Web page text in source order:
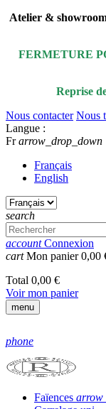
Atelier &
FERMETURE
Reprise
Nous contacter Nous
Langue :
Fr arrow_drop_down
Français
English
search
account Connexion
cart Mon panier0,00
Total 0,00 €
Voir mon panier
menu
phone
Faïences